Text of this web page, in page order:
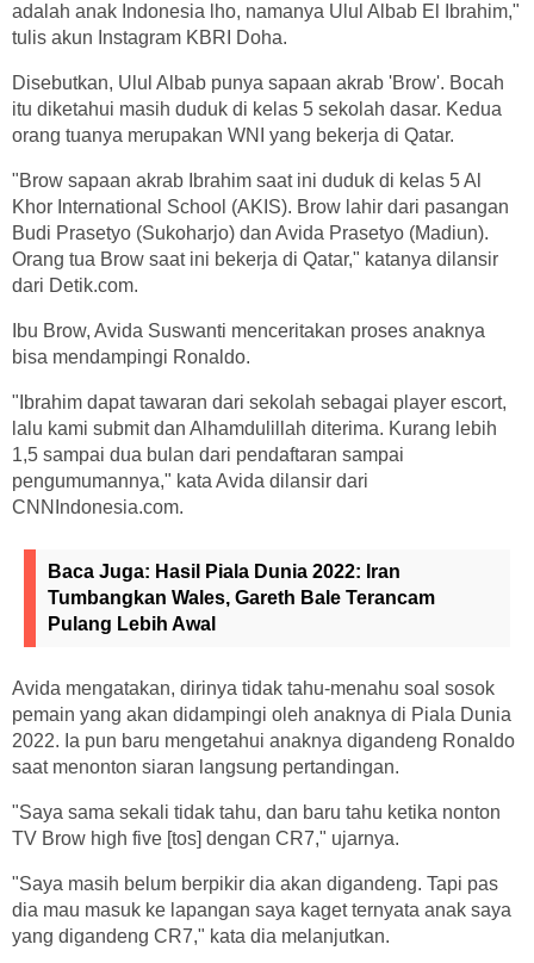
adalah anak Indonesia lho, namanya Ulul Albab El Ibrahim,"
tulis akun Instagram KBRI Doha.
Disebutkan, Ulul Albab punya sapaan akrab 'Brow'. Bocah
itu diketahui masih duduk di kelas 5 sekolah dasar. Kedua
orang tuanya merupakan WNI yang bekerja di Qatar.
"Brow sapaan akrab Ibrahim saat ini duduk di kelas 5 Al
Khor International School (AKIS). Brow lahir dari pasangan
Budi Prasetyo (Sukoharjo) dan Avida Prasetyo (Madiun).
Orang tua Brow saat ini bekerja di Qatar," katanya dilansir
dari Detik.com.
Ibu Brow, Avida Suswanti menceritakan proses anaknya
bisa mendampingi Ronaldo.
"Ibrahim dapat tawaran dari sekolah sebagai player escort,
lalu kami submit dan Alhamdulillah diterima. Kurang lebih
1,5 sampai dua bulan dari pendaftaran sampai
pengumumannya," kata Avida dilansir dari
CNNIndonesia.com.
Baca Juga: Hasil Piala Dunia 2022: Iran
Tumbangkan Wales, Gareth Bale Terancam
Pulang Lebih Awal
Avida mengatakan, dirinya tidak tahu-menahu soal sosok
pemain yang akan didampingi oleh anaknya di Piala Dunia
2022. Ia pun baru mengetahui anaknya digandeng Ronaldo
saat menonton siaran langsung pertandingan.
"Saya sama sekali tidak tahu, dan baru tahu ketika nonton
TV Brow high five [tos] dengan CR7," ujarnya.
"Saya masih belum berpikir dia akan digandeng. Tapi pas
dia mau masuk ke lapangan saya kaget ternyata anak saya
yang digandeng CR7," kata dia melanjutkan.